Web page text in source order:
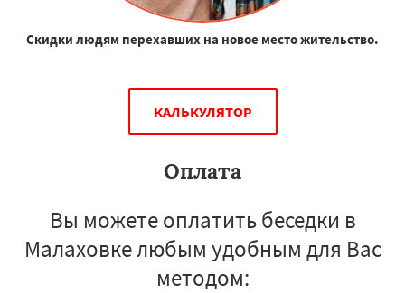
Скидки людям перехавших на новое место жительство.
КАЛЬКУЛЯТОР
Оплата
Вы можете оплатить беседки в
Малаховке любым удобным для Вас
методом: